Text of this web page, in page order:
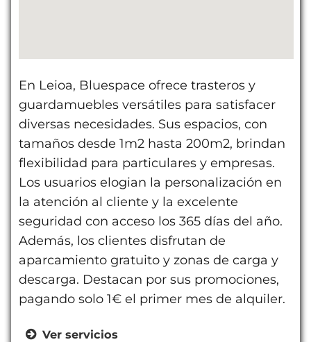
En Leioa, Bluespace ofrece trasteros y
guardamuebles versátiles para satisfacer
diversas necesidades. Sus espacios, con
tamaños desde 1m2 hasta 200m2, brindan
flexibilidad para particulares y empresas.
Los usuarios elogian la personalización en
la atención al cliente y la excelente
seguridad con acceso los 365 días del año.
Además, los clientes disfrutan de
aparcamiento gratuito y zonas de carga y
descarga. Destacan por sus promociones,
pagando solo 1€ el primer mes de alquiler.
Ver servicios